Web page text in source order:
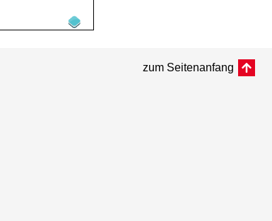
zum Seitenanfang